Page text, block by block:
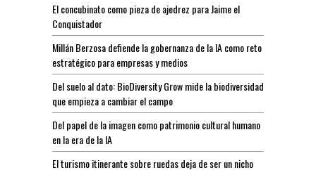
El concubinato como pieza de ajedrez para Jaime el
Conquistador
Millán Berzosa defiende la gobernanza de la IA como reto
estratégico para empresas y medios
Del suelo al dato: BioDiversity Grow mide la biodiversidad
que empieza a cambiar el campo
Del papel de la imagen como patrimonio cultural humano
en la era de la IA
El turismo itinerante sobre ruedas deja de ser un nicho